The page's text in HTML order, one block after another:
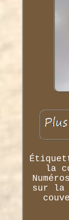
la
sur la